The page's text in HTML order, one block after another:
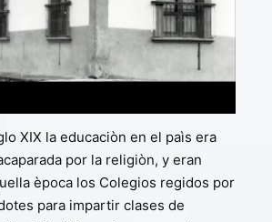
XIX la educaciòn en el paìs era
por la religiòn, y eran
època los Colegios regidos por
para impartir clases de